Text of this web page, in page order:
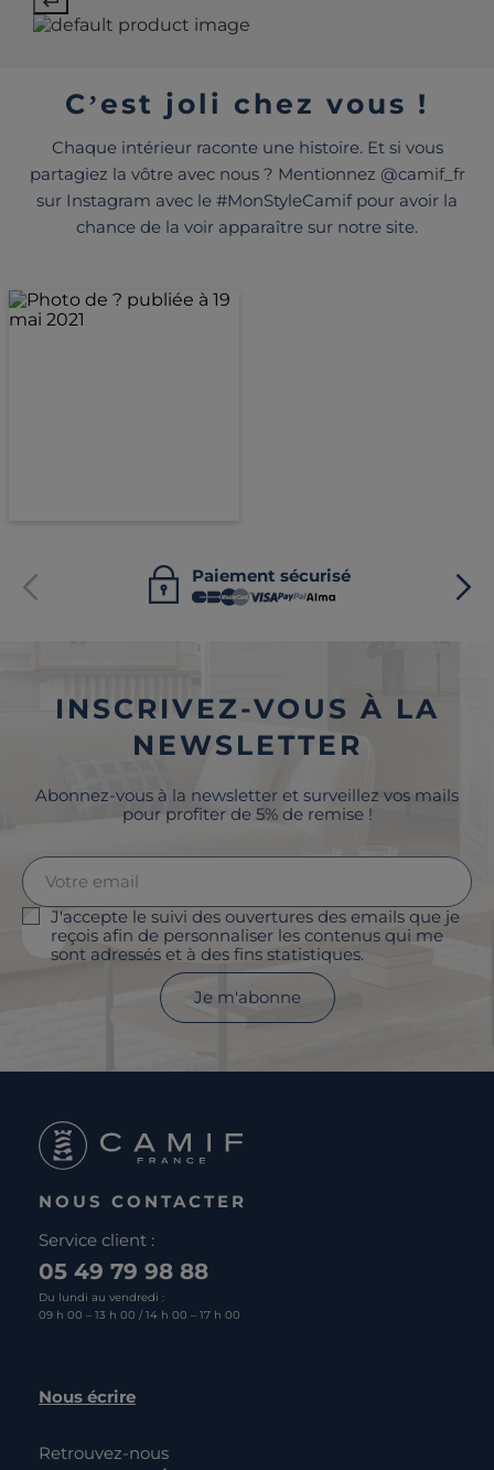
C’est joli chez vous !
Chaque intérieur raconte une histoire. Et si vous
partagiez la vôtre avec nous ? Mentionnez @camif_fr
sur Instagram avec le #MonStyleCamif pour avoir la
chance de la voir apparaître sur notre site.
Paiement sécurisé
INSCRIVEZ-VOUS À LA
NEWSLETTER
Abonnez-vous à la newsletter et surveillez vos mails
pour profiter de 5% de remise !
J'accepte le suivi des ouvertures des emails que je
reçois afin de personnaliser les contenus qui me
sont adressés et à des fins statistiques.
Je m'abonne
NOUS CONTACTER
Service client :
05 49 79 98 88
Du lundi au vendredi :
09 h 00 – 13 h 00 / 14 h 00 – 17 h 00
Nous écrire
Retrouvez-nous